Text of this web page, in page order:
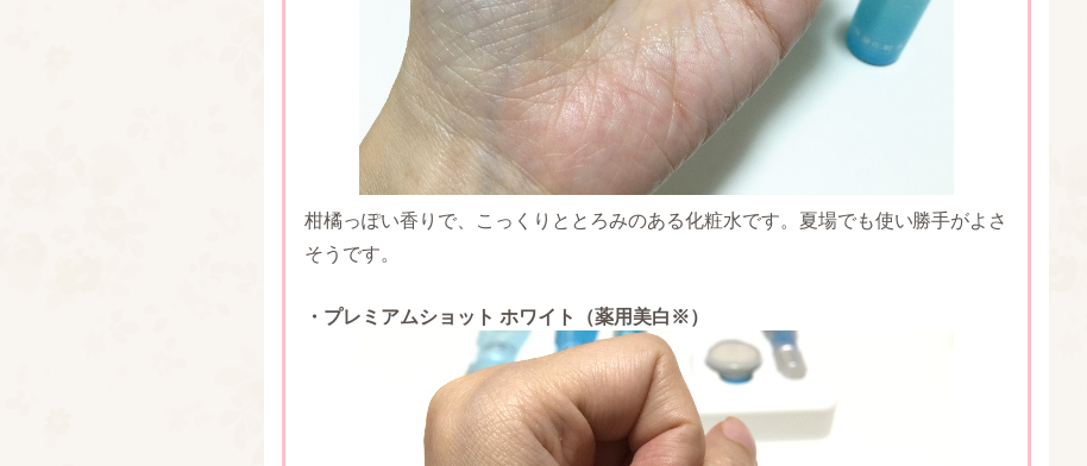
柑橘っぽい香りで、こっくりととろみのある化粧水です。夏場でも使い勝手がよさ
そうです。
・プレミアムショット ホワイト（薬用美白※）